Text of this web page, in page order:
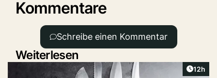
Kommentare
Schreibe einen Kommentar
Weiterlesen
Artikel
12h